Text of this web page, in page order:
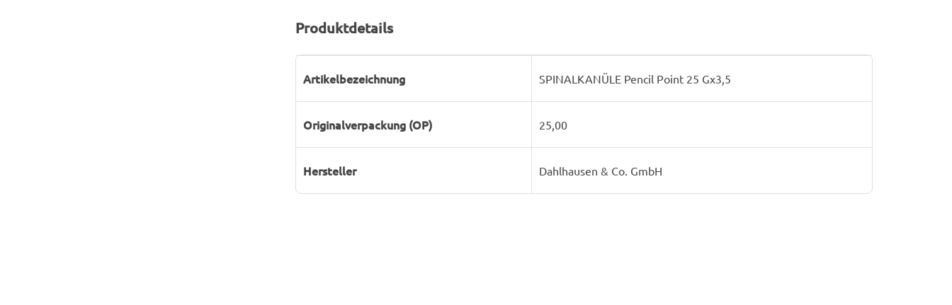
Produktdetails
Artikelbezeichnung SPINALKANÜLE Pencil Point 25 Gx3,5
Originalverpackung (OP) 25,00
Hersteller Dahlhausen & Co. GmbH